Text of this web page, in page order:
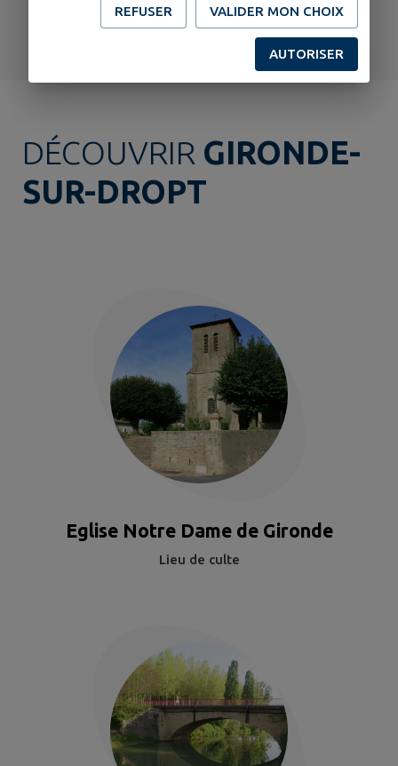
TOUS LES ÉVÉNEMENTS
DÉCOUVRIR GIRONDE-
SUR-DROPT
Eglise Notre Dame de Gironde
Lieu de culte
REFUSER VALIDER MON CHOIX
AUTORISER